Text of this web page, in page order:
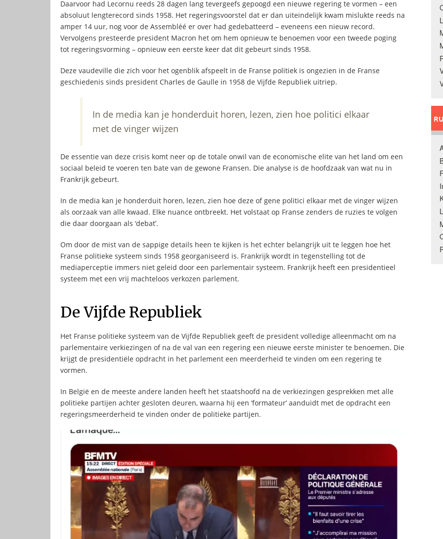
Daarvoor had Lecornu reeds 28 dagen lang tevergeefs gepoogd een nieuwe regering te vormen – een
absoluut lengterecord sinds 1958. Het regeringsvoorstel dat er dan uiteindelijk kwam mislukte reeds na
amper 14 uur, nog voor de Assembléé er over had gedebatteerd – eveneens een nieuw record.
Vervolgens presteerde president Macron het om hem opnieuw te benoemen voor een tweede poging
tot regeringsvorming – opnieuw een eerste keer dat dit gebeurt sinds 1958.
Deze vaudeville die zich voor het ogenblik afspeelt in de Franse politiek is ongezien in de Franse
geschiedenis sinds president Charles de Gaulle in 1958 de Vijfde Republiek uitriep.
In de media kan je honderduit horen, lezen, zien hoe politici elkaar
met de vinger wijzen
De essentie van deze crisis komt neer op de totale onwil van de economische elite van het land om een
sociaal beleid te voeren ten bate van de gewone Fransen. Die analyse is de hoofdzaak van wat nu in
Frankrijk gebeurt.
In de media kan je honderduit horen, lezen, zien hoe deze of gene politici elkaar met de vinger wijzen
als oorzaak van alle kwaad. Elke nuance ontbreekt. Het volstaat op Franse zenders de ruzies te volgen
die daar doorgaan als ‘debat’.
Om door de mist van de sappige details heen te kijken is het echter belangrijk uit te leggen hoe het
Franse politieke systeem sinds 1958 georganiseerd is. Frankrijk wordt in tegenstelling tot de
mediaperceptie immers niet geleid door een parlementair systeem. Frankrijk heeft een presidentieel
systeem met een vrij machteloos verkozen parlement.
De Vijfde Republiek
Het Franse politieke systeem van de Vijfde Republiek geeft de president volledige alleenmacht om na
parlementaire verkiezingen of na de val van een regering een nieuwe eerste minister te benoemen. Die
krijgt de presidentiële opdracht in het parlement een meerderheid te vinden om een regering te
vormen.
In België en de meeste andere landen heeft het staatshoofd na de verkiezingen gesprekken met alle
politieke partijen achter gesloten deuren, waarna hij een ‘formateur’ aanduidt met de opdracht een
regeringsmeerderheid te vinden onder de politieke partijen.